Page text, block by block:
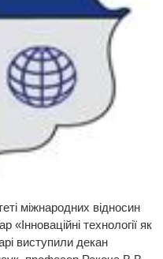
міжнародних відносин
технології як
виступили декан